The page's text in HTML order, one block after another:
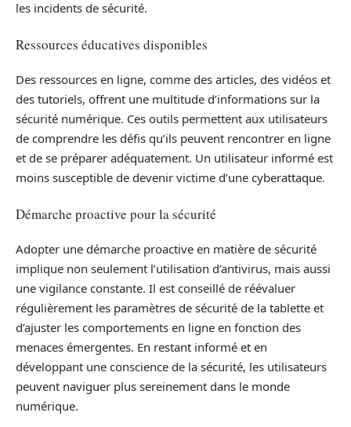
les incidents de sécurité.
Ressources éducatives disponibles
Des ressources en ligne, comme des articles, des vidéos et
des tutoriels, offrent une multitude d’informations sur la
sécurité numérique. Ces outils permettent aux utilisateurs
de comprendre les défis qu’ils peuvent rencontrer en ligne
et de se préparer adéquatement. Un utilisateur informé est
moins susceptible de devenir victime d’une cyberattaque.
Démarche proactive pour la sécurité
Adopter une démarche proactive en matière de sécurité
implique non seulement l’utilisation d’antivirus, mais aussi
une vigilance constante. Il est conseillé de réévaluer
régulièrement les paramètres de sécurité de la tablette et
d’ajuster les comportements en ligne en fonction des
menaces émergentes. En restant informé et en
développant une conscience de la sécurité, les utilisateurs
peuvent naviguer plus sereinement dans le monde
numérique.